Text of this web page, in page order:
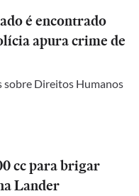
é encontrado
apura crime de
sobre Direitos Humanos
cc para brigar
Lander